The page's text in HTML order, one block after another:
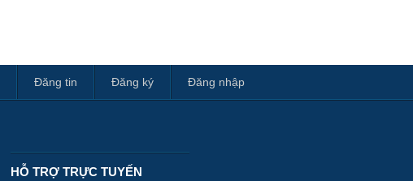
Đăng tin Đăng ký Đăng nhập
HỖ TRỢ TRỰC TUYẾN